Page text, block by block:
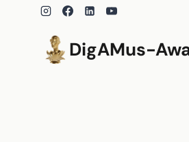
DigAMus-